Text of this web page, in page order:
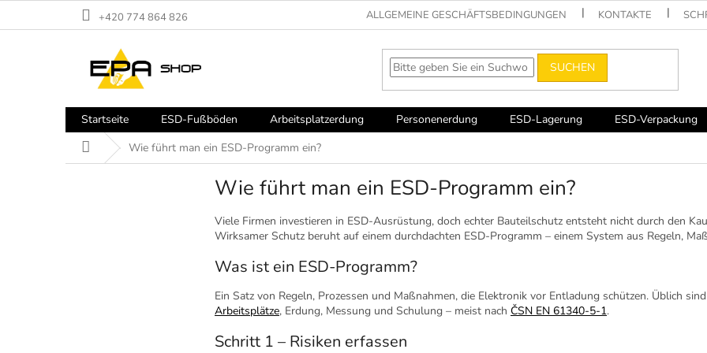
+420 774 864 826 ALLGEMEINE GESCHÄFTSBEDINGUNGEN KONTAKTE
SUCHEN
Startseite ESD-Fußböden Arbeitsplatzerdung Personenerdung ESD-Lagerung ESD-Verpackung
StartseiteWie führt man ein ESD-Programm ein?
Wie führt man ein ESD-Programm ein?
Viele Firmen investieren in ESD-Ausrüstung, doch echter Bauteilschutz entsteht nicht durch den
Wirksamer Schutz beruht auf einem durchdachten ESD-Programm – einem System aus Regeln,
Was ist ein ESD-Programm?
Ein Satz von Regeln, Prozessen und Maßnahmen, die Elektronik vor Entladung schützen. Üblich
Arbeitsplätze, Erdung, Messung und Schulung – meist nach ČSN EN 61340-5-1.
Schritt 1 – Risiken erfassen